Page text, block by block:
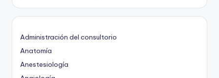
Administración del consultorio
Anatomía
Anestesiología